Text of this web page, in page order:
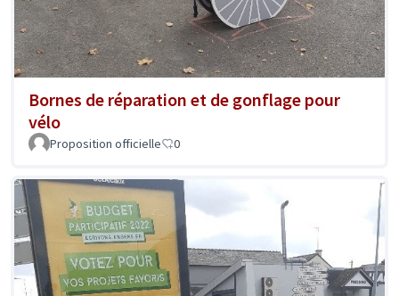
Bornes de réparation et de gonflage pour
vélo
Proposition officielle 0